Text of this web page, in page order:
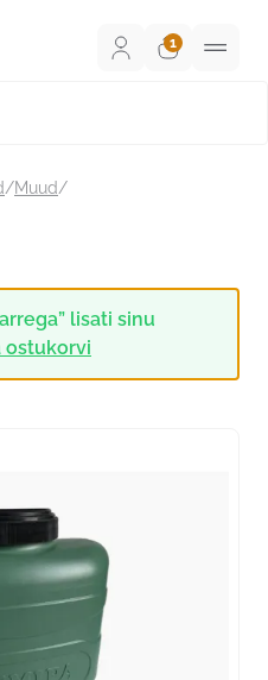
/Muud/
lisati sinu
ostukorvi